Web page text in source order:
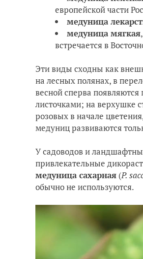
европейской части
медуница
медуница мягкая
встречается в
Эти виды сходны как
на лесных полянах, в
весной сперва
листочками; на верхушке
розовых в начале
медуниц развиваются
У садоводов и
привлекательные
медуница сахарная (P.
обычно не используются.